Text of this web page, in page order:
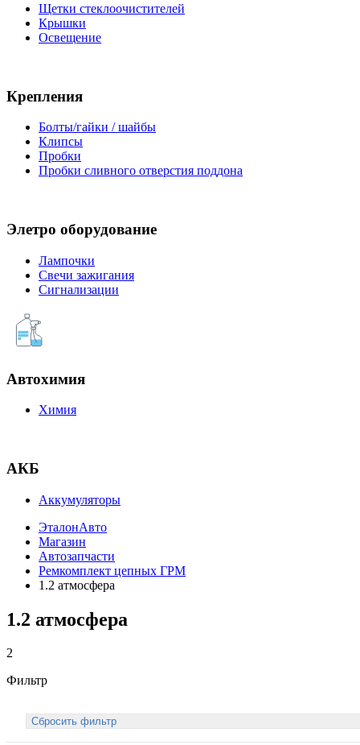
Щетки стеклоочистителей
Крышки
Освещение
Крепления
Болты/гайки / шайбы
Клипсы
Пробки
Пробки сливного отверстия поддона
Элетро оборудование
Лампочки
Свечи зажигания
Сигнализации
Автохимия
Химия
АКБ
Аккумуляторы
ЭталонАвто
Магазин
Автозапчасти
Ремкомплект цепных ГРМ
1.2 атмосфера
1.2 атмосфера
2
Фильтр